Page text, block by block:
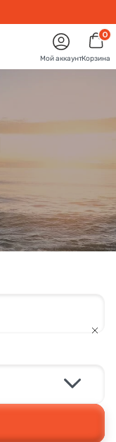
Мой аккаунт
0
Корзина